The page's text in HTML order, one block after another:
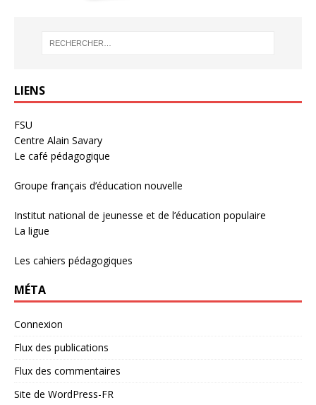
LIENS
FSU
Centre Alain Savary
Le café pédagogique
Groupe français d’éducation nouvelle
Institut national de jeunesse et de l’éducation populaire
La ligue
Les cahiers pédagogiques
MÉTA
Connexion
Flux des publications
Flux des commentaires
Site de WordPress-FR